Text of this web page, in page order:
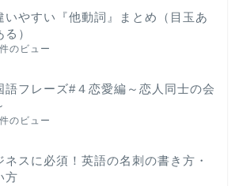
いやすい『他動詞』まとめ（目玉あ
る）
のビュー
語フレーズ#４恋愛編～恋人同士の会
のビュー
ネスに必須！英語の名刺の書き方・
方